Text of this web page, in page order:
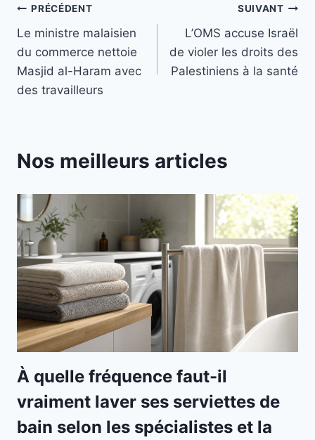
Navigation
de
l’article
PRÉCÉDENT
Le ministre malaisien
du commerce nettoie
Masjid al-Haram avec
des travailleurs
SUIVANT
L’OMS accuse Israël
de violer les droits des
Palestiniens à la santé
Nos meilleurs articles
À quelle fréquence faut-il
vraiment laver ses serviettes de
bain selon les spécialistes et la